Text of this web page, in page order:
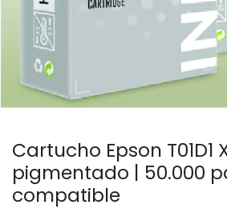
Cartucho Epson T01D1
pigmentado | 50.000
compatible